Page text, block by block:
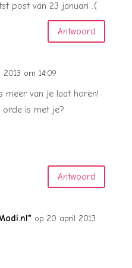
post van 23 januari :(
Antwoord
om 14:09
meer van je laat horen!
is met je?
Antwoord
op 20 april 2013